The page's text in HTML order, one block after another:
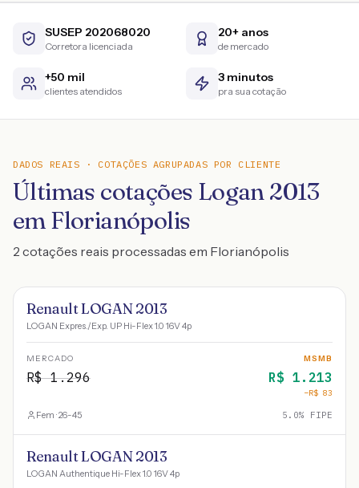
SUSEP 202068020
Corretora licenciada
20+ anos
de mercado
+50 mil
clientes atendidos
3 minutos
pra sua cotação
DADOS REAIS · COTAÇÕES AGRUPADAS POR CLIENTE
Últimas cotações Logan 2013
em Florianópolis
2 cotações reais processadas em Florianópolis
Renault LOGAN 2013
LOGAN Expres./Exp. UP Hi-Flex 1.0 16V 4p
MERCADO
R$1.296
MSMB
R$ 1.213
−R$ 83
Fem · 26-45 5.0% FIPE
Renault LOGAN 2013
LOGAN Authentique Hi-Flex 1.0 16V 4p